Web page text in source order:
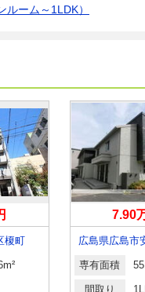
ルーム～1LDK）
榎町
7.90
専有面積
間取り